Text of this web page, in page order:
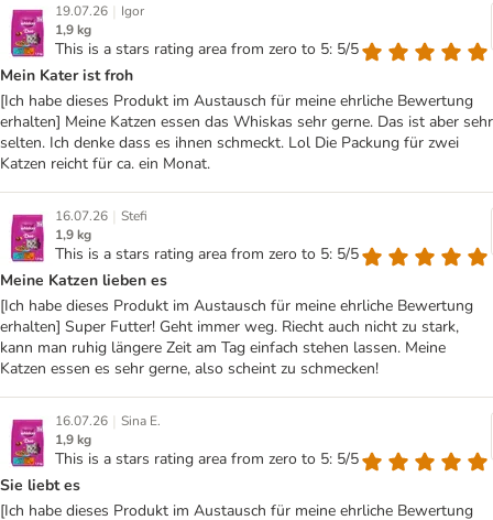
19.07.26 | Igor
1,9 kg
This is a stars rating area from zero to 5: 5/5
Mein Kater ist froh
[Ich habe dieses Produkt im Austausch für meine ehrliche Bewertung
erhalten] Meine Katzen essen das Whiskas sehr gerne. Das ist aber sehr
selten. Ich denke dass es ihnen schmeckt. Lol Die Packung für zwei
Katzen reicht für ca. ein Monat.
16.07.26 | Stefi
1,9 kg
This is a stars rating area from zero to 5: 5/5
Meine Katzen lieben es
[Ich habe dieses Produkt im Austausch für meine ehrliche Bewertung
erhalten] Super Futter! Geht immer weg. Riecht auch nicht zu stark,
kann man ruhig längere Zeit am Tag einfach stehen lassen. Meine
Katzen essen es sehr gerne, also scheint zu schmecken!
16.07.26 | Sina E.
1,9 kg
This is a stars rating area from zero to 5: 5/5
Sie liebt es
[Ich habe dieses Produkt im Austausch für meine ehrliche Bewertung